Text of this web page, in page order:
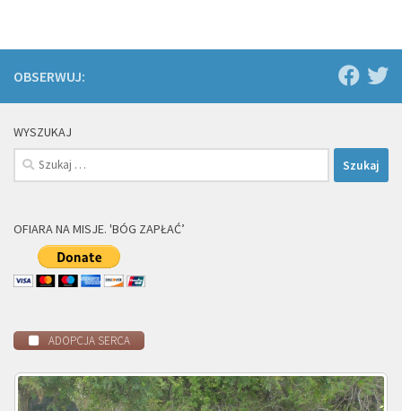
OBSERWUJ:
WYSZUKAJ
Szukaj:
OFIARA NA MISJE. 'BÓG ZAPŁAĆ’
ADOPCJA SERCA